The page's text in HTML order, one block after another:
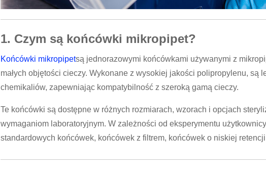
1. Czym są końcówki mikropipet?
Końcówki mikropipetsą jednorazowymi końcówkami używanymi z
małych objętości cieczy. Wykonane z wysokiej jakości polipropylenu, są
chemikaliów, zapewniając kompatybilność z szeroką gamą cieczy.
Te końcówki są dostępne w różnych rozmiarach, wzorach i opcjach
wymaganiom laboratoryjnym. W zależności od eksperymentu
standardowych końcówek, końcówek z filtrem, końcówek o niskiej